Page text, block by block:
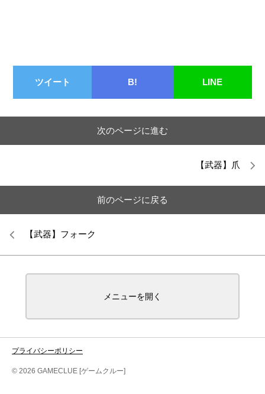
ツイート B! LINE
次のページに進む
【武器】爪
前のページに戻る
【武器】フォーク
メニューを開く
プライバシーポリシー
© 2026 GAMECLUE [ゲームクルー]